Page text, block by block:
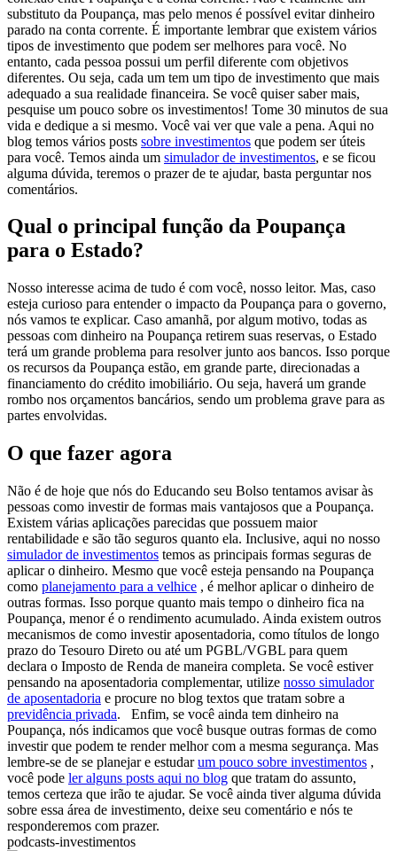
substituto da Poupança, mas pelo menos é possível evitar dinheiro
parado na conta corrente. É importante lembrar que existem vários
tipos de investimento que podem ser melhores para você. No
entanto, cada pessoa possui um perfil diferente com objetivos
diferentes. Ou seja, cada um tem um tipo de investimento que mais
adequado a sua realidade financeira. Se você quiser saber mais,
pesquise um pouco sobre os investimentos! Tome 30 minutos de sua
vida e dedique a si mesmo. Você vai ver que vale a pena. Aqui no
blog temos vários posts sobre investimentos que podem ser úteis
para você. Temos ainda um simulador de investimentos, e se ficou
alguma dúvida, teremos o prazer de te ajudar, basta perguntar nos
comentários.
Qual o principal função da Poupança
para o Estado?
Nosso interesse acima de tudo é com você, nosso leitor. Mas, caso
esteja curioso para entender o impacto da Poupança para o governo,
nós vamos te explicar. Caso amanhã, por algum motivo, todas as
pessoas com dinheiro na Poupança retirem suas reservas, o Estado
terá um grande problema para resolver junto aos bancos. Isso porque
os recursos da Poupança estão, em grande parte, direcionadas a
financiamento do crédito imobiliário. Ou seja, haverá um grande
rombo nos orçamentos bancários, sendo um problema grave para as
partes envolvidas.
O que fazer agora
Não é de hoje que nós do Educando seu Bolso tentamos avisar às
pessoas como investir de formas mais vantajosos que a Poupança.
Existem várias aplicações parecidas que possuem maior
rentabilidade e são tão seguros quanto ela. Inclusive, aqui no nosso
simulador de investimentos temos as principais formas seguras de
aplicar o dinheiro. Mesmo que você esteja pensando na Poupança
como planejamento para a velhice , é melhor aplicar o dinheiro de
outras formas. Isso porque quanto mais tempo o dinheiro fica na
Poupança, menor é o rendimento acumulado. Ainda existem outros
mecanismos de como investir aposentadoria, como títulos de longo
prazo do Tesouro Direto ou até um PGBL/VGBL para quem
declara o Imposto de Renda de maneira completa. Se você estiver
pensando na aposentadoria complementar, utilize nosso simulador
de aposentadoria e procure no blog textos que tratam sobre a
previdência privada.
Enfim, se você ainda tem dinheiro na
Poupança, nós indicamos que você busque outras formas de como
investir que podem te render melhor com a mesma segurança. Mas
lembre-se de se planejar e estudarum pouco sobre investimentos ,
você pode ler alguns posts aqui no blog que tratam do assunto,
temos certeza que irão te ajudar. Se você ainda tiver alguma dúvida
sobre essa área de investimento, deixe seu comentário e nós te
responderemos com prazer.
podcasts-investimentos